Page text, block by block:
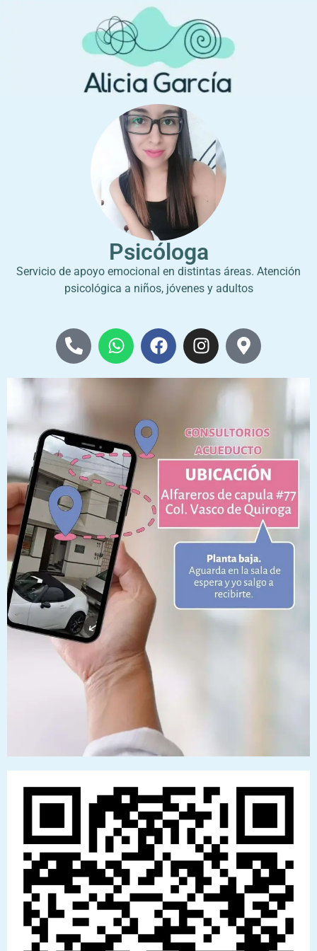
Psicóloga
Servicio de apoyo emocional en distintas áreas. Atención
psicológica a niños, jóvenes y adultos